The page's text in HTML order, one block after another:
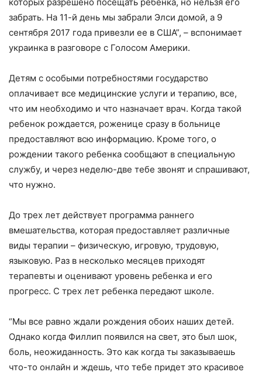
забрать. На 11-й день мы забрали Элси домой, а 9
сентября 2017 года привезли ее в США”, – вспонимает
украинка в разговоре с Голосом Америки.
Детям с особыми потребностями государство
оплачивает все медицинские услуги и терапию, все,
что им необходимо и что назначает врач. Когда такой
ребенок рождается, роженице сразу в больнице
предоставляют всю информацию. Кроме того, о
рождении такого ребенка сообщают в специальную
службу, и через неделю-две тебе звонят и спрашивают,
что нужно.
До трех лет действует программа раннего
вмешательства, которая предоставляет различные
виды терапии – физическую, игровую, трудовую,
языковую. Раз в несколько месяцев приходят
терапевты и оценивают уровень ребенка и его
прогресс. С трех лет ребенка передают школе.
“Мы все равно ждали рождения обоих наших детей.
Однако когда Филлип появился на свет, это был шок,
боль, неожиданность. Это как когда ты заказываешь
что-то онлайн и ждешь, что тебе придет это красивое